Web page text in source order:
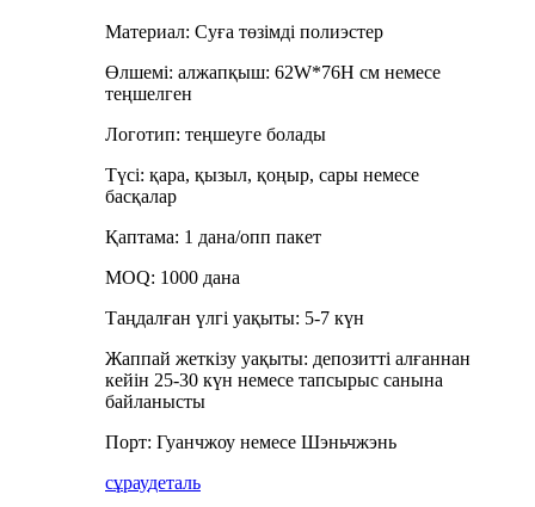
Материал: Суға төзімді полиэстер
Өлшемі: алжапқыш: 62W*76H см немесе
теңшелген
Логотип: теңшеуге болады
Түсі: қара, қызыл, қоңыр, сары немесе
басқалар
Қаптама: 1 дана/опп пакет
MOQ: 1000 дана
Таңдалған үлгі уақыты: 5-7 күн
Жаппай жеткізу уақыты: депозитті алғаннан
кейін 25-30 күн немесе тапсырыс санына
байланысты
Порт: Гуанчжоу немесе Шэньчжэнь
сұраудеталь